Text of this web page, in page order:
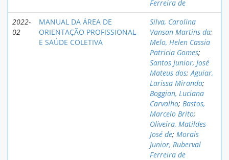
Ferreira de
2022-
02
MANUAL DA ÁREA DE
ORIENTAÇÃO PROFISSIONAL
E SAÚDE COLETIVA
Silva, Carolina
Vansan Martins da;
Melo, Helen Cassia
Patricia Gomes;
Santos Junior, José
Mateus dos;Aguiar,
Larissa Miranda;
Boggian, Luciana
Carvalho; Bastos,
Marcelo Brito;
Oliveira, Matildes
José de; Morais
Junior, Ruberval
Ferreira de